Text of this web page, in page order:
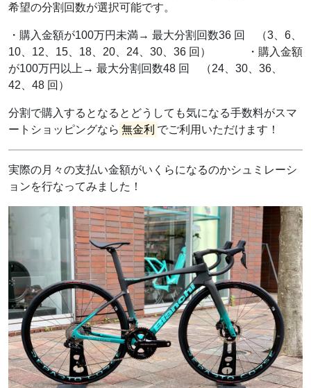
希望の分割回数が選択可能です。
・購入金額が100万円未満→ 最大分割回数36 回 （3、6、
10、12、15、18、20、24、30、36 回） ・購入金額
が100万円以上→ 最大分割回数48 回 （24、30、36、
42、48 回）
分割で購入するとなるとどうしても気になる手数料がスマ
ートショッピングなら 無金利 でご利用いただけます！
実際の月々の支払い金額がいくらになるのかシュミレーシ
ョンを行なってみました！